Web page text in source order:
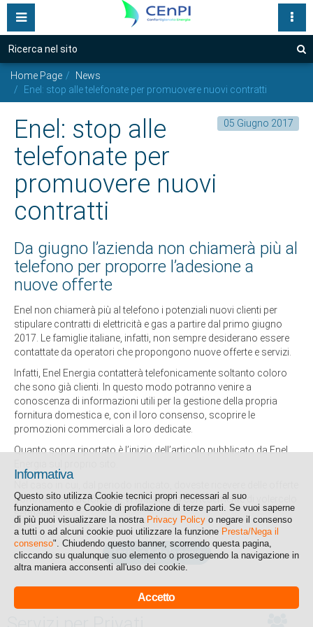
Motore
di
ricerca
Servizi per Aziende
Porta un amico
CEnPI Green
Approfondimenti
Le sedi
Accesso Funzionari
Chi Siamo
Il Consorzio
News
Eventi
Link
ADERSICI ORA
Home Page
News
Enel: stop alle telefonate per promuovere nuovi contratti
05 Giugno 2017
Enel: stop alle
telefonate per
promuovere nuovi
contratti
Da giugno l’azienda non chiamerà più al
telefono per proporre l’adesione a
nuove offerte
Enel non chiamerà più al telefono i potenziali nuovi clienti per
stipulare contratti di elettricità e gas a partire dal primo giugno
2017. Le famiglie italiane, infatti, non sempre desiderano essere
contattate da operatori che propongono nuove offerte e servizi.
Infatti, Enel Energia contatterà telefonicamente soltanto coloro
che sono già clienti. In questo modo potranno venire a
conoscenza di informazioni utili per la gestione della propria
fornitura domestica e, con il loro consenso, scoprire le
promozioni commerciali a loro dedicate.
Quanto sopra riportato è l’inizio dell’articolo pubblicato da Enel
commerciali telefoniche, Vi chiediamo cortesemente di volercelo
segnalare.
Torna a tutte le news
Informativa
Questo sito utilizza Cookie tecnici propri necessari al suo
funzionamento e Cookie di profilazione di terze parti. Se vuoi saperne
di più puoi visualizzare la nostra Privacy Policy o negare il consenso
a tutti o ad alcuni cookie puoi utilizzare la funzione Presta/Nega il
consenso". Chiudendo questo banner, scorrendo questa pagina,
cliccando su qualunque suo elemento o proseguendo la navigazione in
altra maniera acconsenti all'uso dei cookie.
Accetto